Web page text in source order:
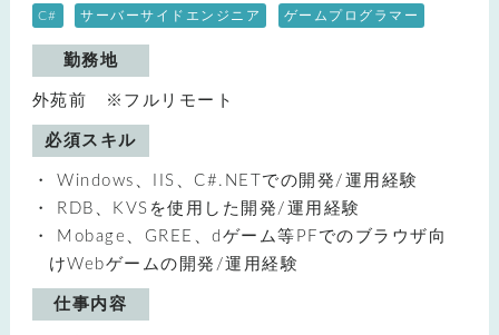
C# サーバーサイドエンジニア ゲームプログラマー
勤務地
外苑前 ※フルリモート
必須スキル
Windows、IIS、C#.NETでの開発/運用経験
RDB、KVSを使用した開発/運用経験
Mobage、GREE、dゲーム等PFでのブラウザ向
けWebゲームの開発/運用経験
仕事内容